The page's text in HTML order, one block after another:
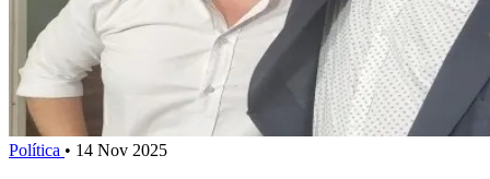
Política • 14 Nov 2025